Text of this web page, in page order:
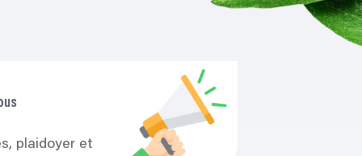
plaidoyer et